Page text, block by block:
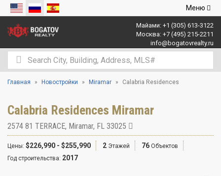
Открыть
Меню
Майами: +1 (305) 613-3122
Москва: +7 (495) 215-2211
info@bogatovrealty.ru
Главная Новостройки Miramar Calabria Residences
Calabria Residences Miramar
2574 81 TERRACE, Miramar, FL 33025
Цены: $226,990 - $255,990 2 Этажей 76 Объектов
Год строительства: 2017